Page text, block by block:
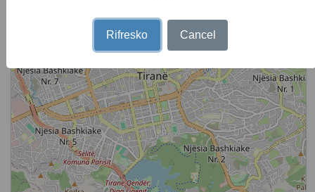
Rifresko Cancel